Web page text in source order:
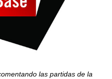
las partidas de la